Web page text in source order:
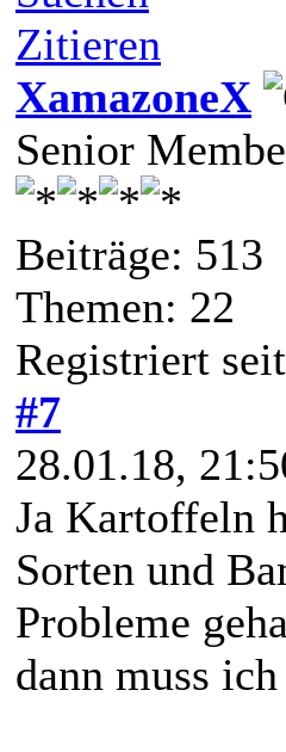
Zitieren
XamazoneX
Senior
Beiträge: 513
Themen: 22
Registriert
#7
28.01.18,
Ja Kartoffeln
Sorten und
Probleme
dann muss